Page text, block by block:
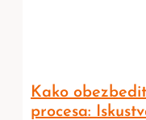
Kako
procesa: